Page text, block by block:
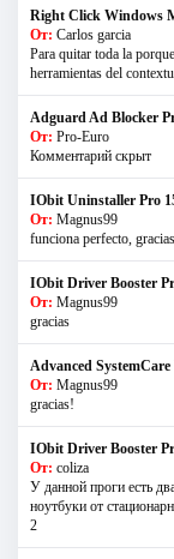
Right Click Windows
От: Carlos garcia
Para quitar toda la
herramientas del
Adguard Ad Blocker
От: Pro-Euro
Комментарий скрыт
IObit Uninstaller Pro
От: Magnus99
funciona perfecto,
IObit Driver Booster
От: Magnus99
gracias
Advanced
От: Magnus99
gracias!
IObit Driver Booster
От: coliza
У данной проги есть
ноутбуки от
2